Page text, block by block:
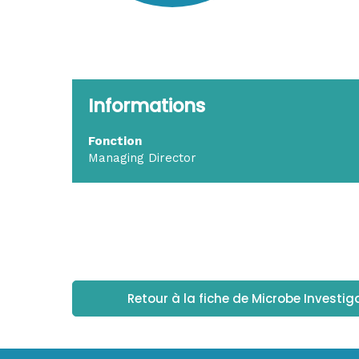
Informations
Fonction
Managing Director
Retour à la fiche de Microbe